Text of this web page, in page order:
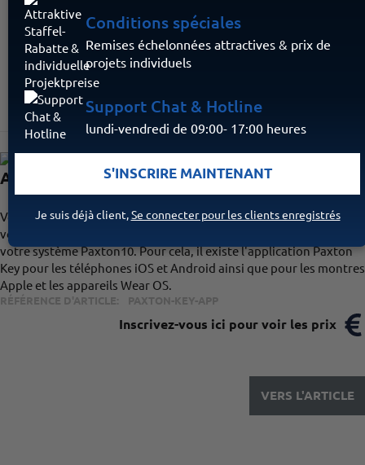
Application Paxton Key
Vous pouvez configurer votre smartphone, votre Apple Watch ou
votre tablette comme transpondeur de contrôle d'accès pour
votre système Paxton10. Pour cela, il existe l'application Paxton
Key pour les téléphones iOS et Android ainsi que pour les montres
Apple et les appareils Wear OS.
RÉFÉRENCE D'ARTICLE: PAXTON-KEY-APP
Inscrivez-vous ici pour voir les prix
VERS L'ARTICLE
Conditions spéciales
Remises échelonnées attractives & prix de
projets individuels
Support Chat & Hotline
lundi-vendredi de 09:00- 17:00 heures
S'INSCRIRE MAINTENANT
Je suis déjà client,Se connecter pour les clients enregistrés